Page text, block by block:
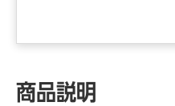
商品説明